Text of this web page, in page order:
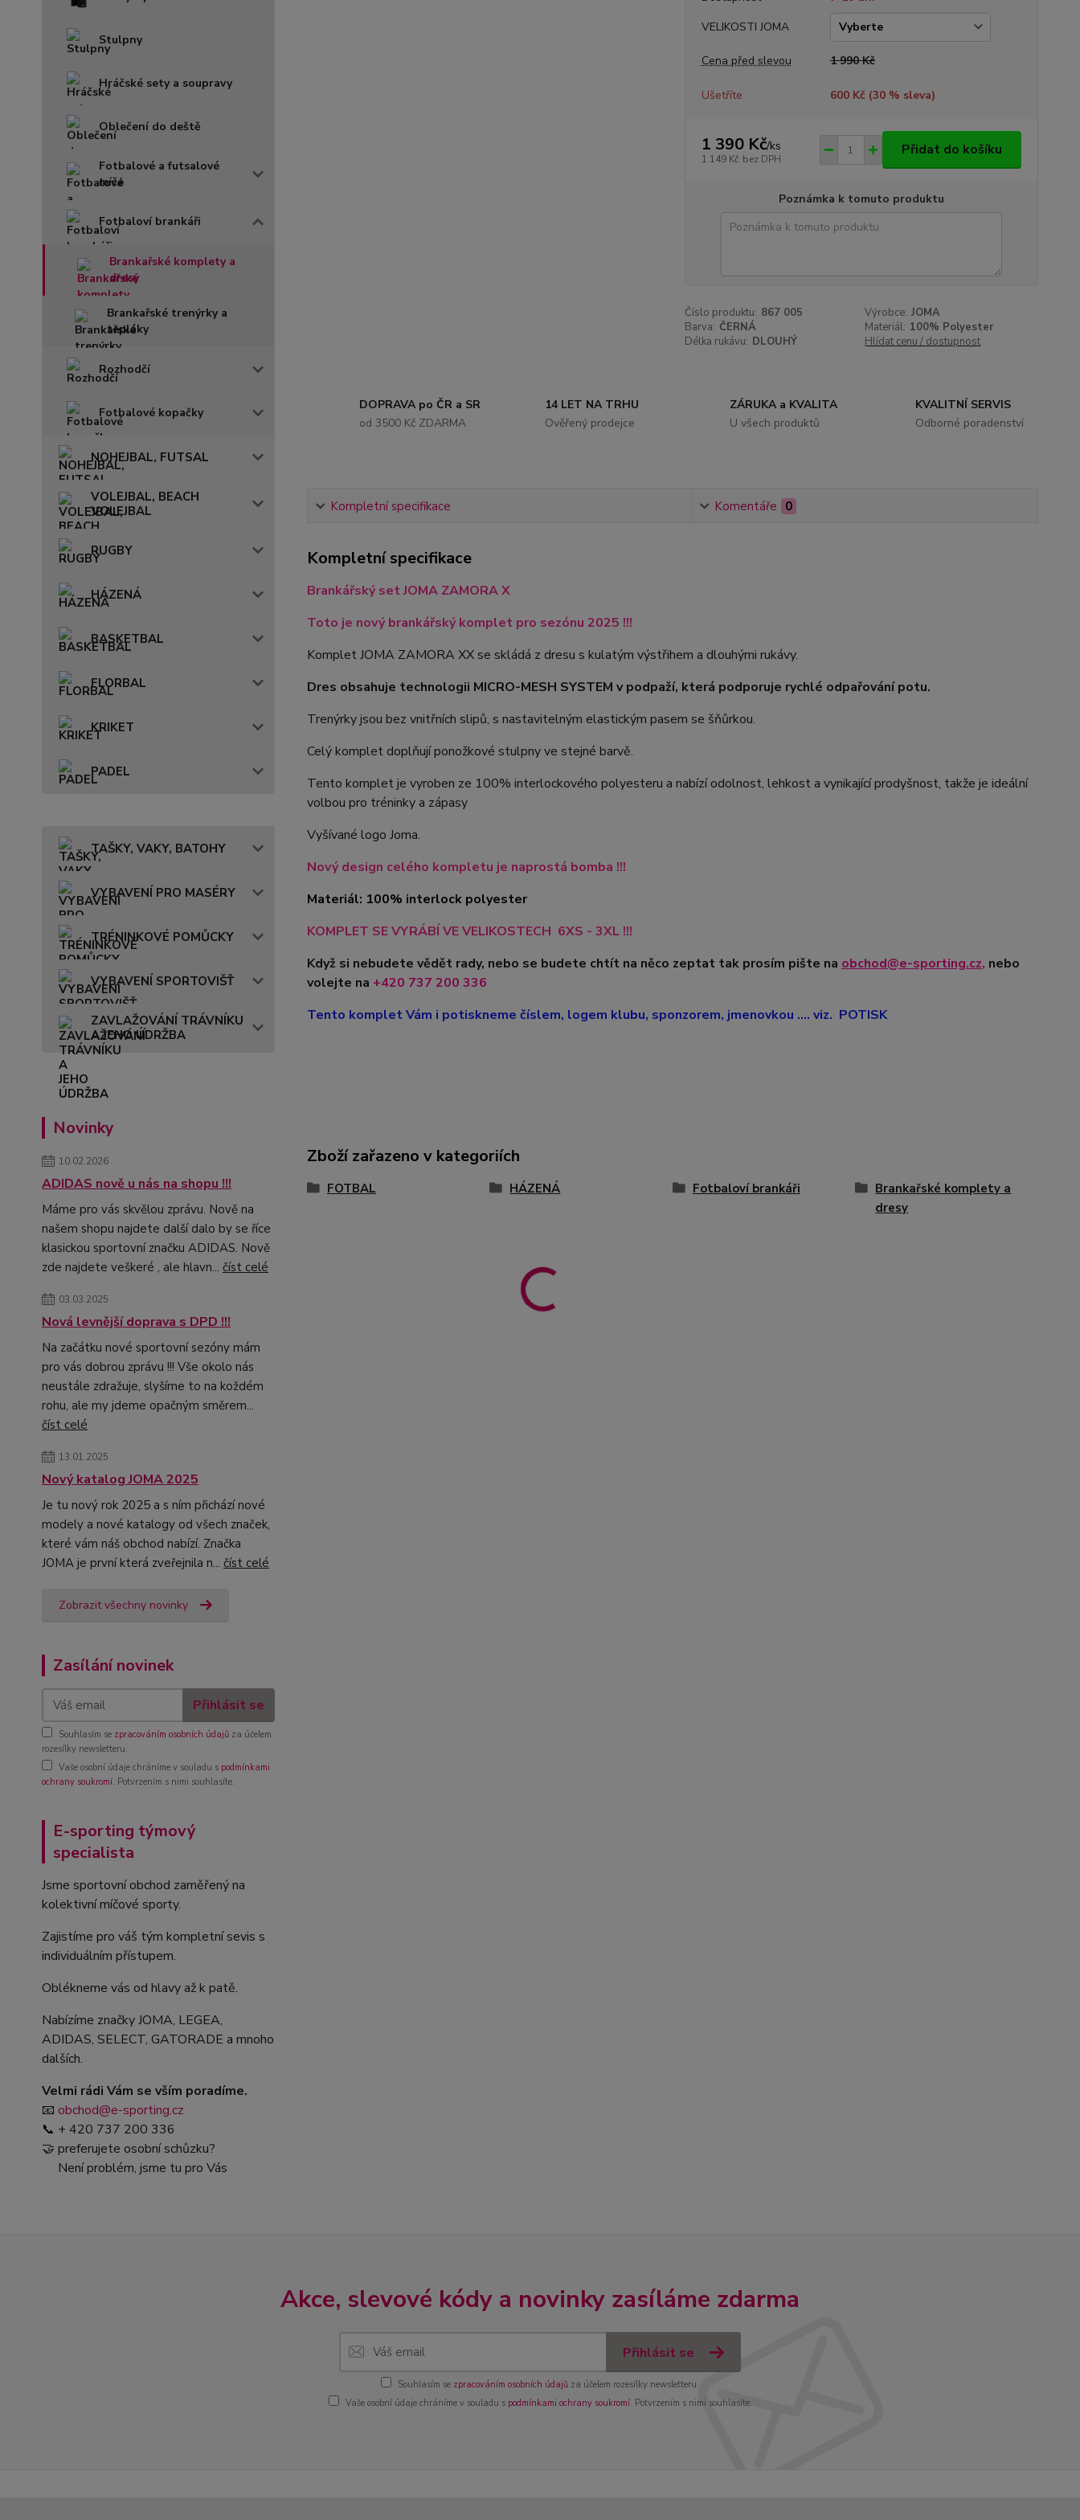
Stulpny
Hráčské sety a soupravy
Oblečení do deště
Fotbalové a futsalové
míče
Fotbaloví brankáři
Brankařské komplety a
dresy
Brankařské trenýrky a
tepláky
Rozhodčí
Fotbalové kopačky
NOHEJBAL, FUTSAL
VOLEJBAL, BEACH
VOLEJBAL
RUGBY
HÁZENÁ
BASKETBAL
FLORBAL
KRIKET
PADEL
TAŠKY, VAKY, BATOHY
VYBAVENÍ PRO MASÉRY
TRÉNINKOVÉ POMŮCKY
VYBAVENÍ SPORTOVIŠŤ
ZAVLAŽOVÁNÍ TRÁVNÍKU
A JEHO ÚDRŽBA
Novinky
10.02.2026
ADIDAS nově u nás na shopu !!!
Máme pro vás skvělou zprávu. Nově na
našem shopu najdete další dalo by se říce
klasickou sportovní značku ADIDAS. Nově
zde najdete veškeré , ale hlavn... číst celé
03.03.2025
Nová levnější doprava s DPD !!!
Na začátku nové sportovní sezóny mám
pro vás dobrou zprávu !!! Vše okolo nás
neustále zdražuje, slyšíme to na koždém
rohu, ale my jdeme opačným směrem...
číst celé
13.01.2025
Nový katalog JOMA 2025
Je tu nový rok 2025 a s ním přichází nové
modely a nové katalogy od všech značek,
které vám náš obchod nabízí. Značka
JOMA je první která zveřejnila n... číst celé
Zobrazit všechny novinky
Zasílání novinek
Přihlásit se
Souhlasím se zpracováním osobních údajů za účelem
rozesílky newsletteru.
Vaše osobní údaje chráníme v souladu s podmínkami
ochrany soukromí. Potvrzením s nimi souhlasíte.
E-sporting týmový
specialista
Jsme sportovní obchod zaměřený na
kolektivní míčové sporty.
Zajistíme pro váš tým kompletní sevis s
individuálním přístupem.
Oblékneme vás od hlavy až k patě.
Nabízíme značky JOMA, LEGEA,
ADIDAS, SELECT, GATORADE a mnoho
dalších.
Velmi rádi Vám se vším poradíme.
📧 obchod@e-sporting.cz
📞 + 420 737 200 336
🤝 preferujete osobní schůzku?
Není problém, jsme tu pro Vás
VELIKOSTI JOMA
Cena před slevou 1 990 Kč
Ušetříte 600 Kč (30% sleva)
1 390 Kč/ks
1 149 Kč bez DPH
Přidat do košíku
Poznámka k tomuto produktu
Číslo produktu: 867 005 Výrobce: JOMA
Barva: ČERNÁ Materiál: 100% Polyester
Délka rukávu: DLOUHÝ Hlídat cenu / dostupnost
DOPRAVA po ČR a SR
od 3500 Kč ZDARMA
14 LET NA TRHU
Ověřený prodejce
ZÁRUKA a KVALITA
U všech produktů
KVALITNÍ SERVIS
Odborné poradenství
Kompletní specifikace Komentáře 0
Kompletní specifikace
Brankářský set JOMA ZAMORA X
Toto je nový brankářský komplet pro sezónu 2025 !!!
Komplet JOMA ZAMORA XX se skládá z dresu s kulatým výstřihem a dlouhými rukávy.
Dres obsahuje technologii MICRO-MESH SYSTEM v podpaží, která podporuje rychlé odpařování potu.
Trenýrky jsou bez vnitřních slipů, s nastavitelným elastickým pasem se šňůrkou.
Celý komplet doplňují ponožkové stulpny ve stejné barvě.
Tento komplet je vyroben ze 100% interlockového polyesteru a nabízí odolnost, lehkost a vynikající prodyšnost, takže je ideální
volbou pro tréninky a zápasy
Vyšívané logo Joma.
Nový design celého kompletu je naprostá bomba !!!
Materiál: 100% interlock polyester
KOMPLET SE VYRÁBÍ VE VELIKOSTECH 6XS - 3XL !!!
Když si nebudete vědět rady, nebo se budete chtít na něco zeptat tak prosím pište na obchod@e-sporting.cz, nebo
volejte na +420 737 200 336
Tento komplet Vám i potiskneme číslem, logem klubu, sponzorem, jmenovkou .... viz. POTISK
Zboží zařazeno v kategoriích
FOTBAL HÁZENÁ Fotbaloví brankáři
Brankařské komplety a
dresy
Akce, slevové kódy a novinky zasíláme zdarma
Přihlásit se
Souhlasím se zpracováním osobních údajů za účelem rozesílky newsletteru.
Vaše osobní údaje chráníme v souladu s podmínkami ochrany soukromí. Potvrzením s nimi souhlasíte.